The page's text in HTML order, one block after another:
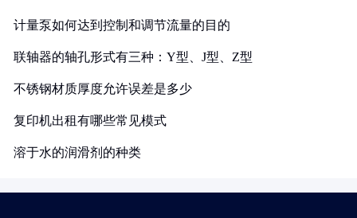
计量泵如何达到控制和调节流量的目的
联轴器的轴孔形式有三种：Y型、J型、Z型
不锈钢材质厚度允许误差是多少
复印机出租有哪些常见模式
溶于水的润滑剂的种类